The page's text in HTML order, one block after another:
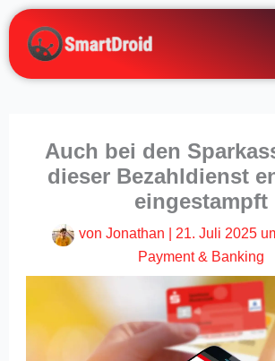
Zum
Inhalt
springen
Auch bei den
dieser Bezahldienst
eingestampft
von Jonathan 21. Juli 2025
Payment & Banking